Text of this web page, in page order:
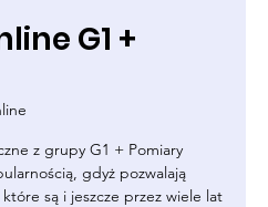
G1 +
z grupy G1 + Pomiary
gdyż pozwalają
są i jeszcze przez wiele lat